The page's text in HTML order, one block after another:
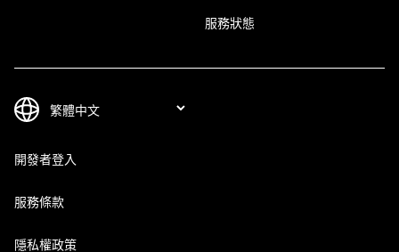
服務狀態
開發者登入
服務條款
隱私權政策